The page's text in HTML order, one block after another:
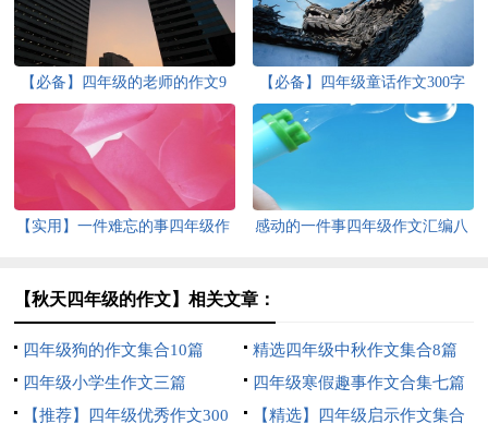
【必备】四年级的老师的作文9
篇
【必备】四年级童话作文300字
集锦10篇
【实用】一件难忘的事四年级作
感动的一件事四年级作文汇编八
【秋天四年级的作文】相关文章：
四年级狗的作文集合10篇
精选四年级中秋作文集合8篇
四年级小学生作文三篇
四年级寒假趣事作文合集七篇
【推荐】四年级优秀作文300
【精选】四年级启示作文集合